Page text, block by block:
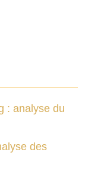
: analyse du
des